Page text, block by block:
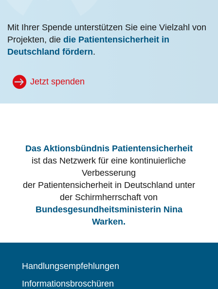
Mit Ihrer Spende unterstützen Sie eine Vielzahl von
Projekten, die die Patientensicherheit in
Deutschland fördern.
Jetzt spenden
Das Aktionsbündnis Patientensicherheit
ist das Netzwerk für eine kontinuierliche
Verbesserung
der Patientensicherheit in Deutschland unter
der Schirmherrschaft von
Bundesgesundheitsministerin Nina
Warken.
Handlungsempfehlungen
Informationsbroschüren